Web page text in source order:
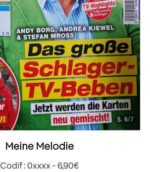
Meine Melodie
Codif : 0xxxx - 6,90€